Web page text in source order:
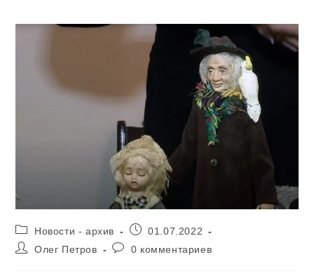
Рубрика
записи:
Новости - архив
Запись01.07.2022
АвторОлег Петров
Комментарии
0 комментариев